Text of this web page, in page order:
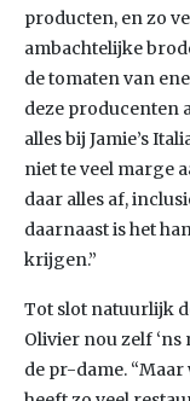
producten, en zo
ambachtelijke
de tomaten van
deze producenten
alles bij Jamie’s
niet te veel marge
daar alles af,
daarnaast is het
krijgen.”
Tot slot natuurlijk
Olivier nou zelf ‘ns
de pr-dame.